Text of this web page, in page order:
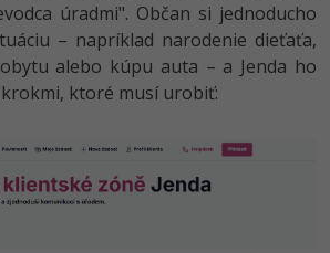
-10%
bezpečnost
podpis
úradmi". Občan si jednoducho
– napríklad narodenie dieťaťa,
alebo kúpu auta – a Jenda ho
ktoré musí urobiť: